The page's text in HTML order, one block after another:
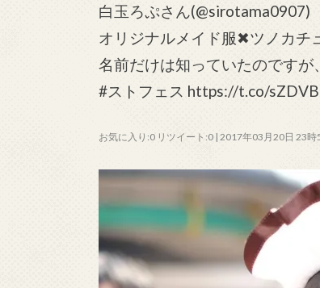
白玉ろぷさん(@sirotama0907)
オリジナルメイド服✖ツノカチ
名前だけは知っていたのですが
#ストフェス https://t.co/
お気に入り:0 リツイート:0 | 2017年03月20日 23